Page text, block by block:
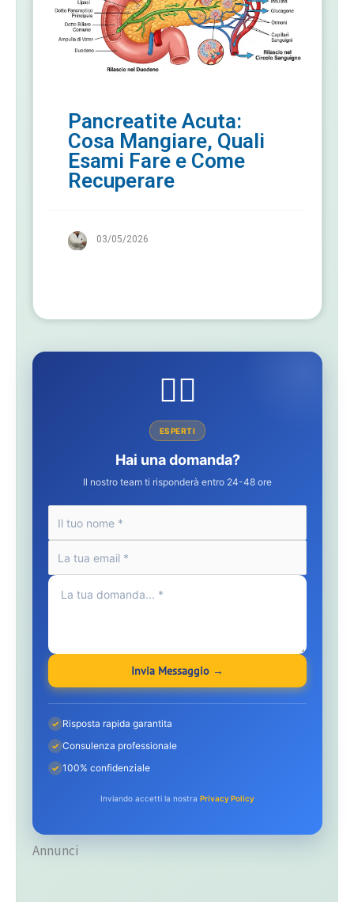
Pancreatite Acuta:
Cosa Mangiare, Quali
Esami Fare e Come
Recuperare
03/05/2026
👩‍⚕️
ESPERTI
Hai una domanda?
Il nostro team ti risponderà entro 24-48 ore
Invia Messaggio →
✓ Risposta rapida garantita
✓ Consulenza professionale
✓ 100% confidenziale
Inviando accetti la nostra Privacy Policy
Annunci